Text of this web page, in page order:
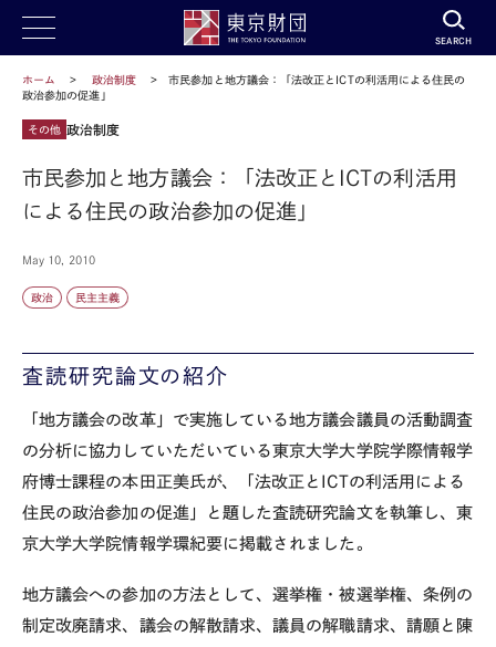
SEARCH
ホーム 政治制度
市民参加と地方議会：「法改正とICTの利活用による住民の
政治参加の促進」
その他 政治制度
市民参加と地方議会：「法改正とICTの利活用
による住民の政治参加の促進」
May 10, 2010
政治 民主主義
査読研究論文の紹介
「地方議会の改革」で実施している地方議会議員の活動調査
の分析に協力していただいている東京大学大学院学際情報学
府博士課程の本田正美氏が、「法改正とICTの利活用による
住民の政治参加の促進」と題した査読研究論文を執筆し、東
京大学大学院情報学環紀要に掲載されました。
地方議会への参加の方法として、選挙権・被選挙権、条例の
制定改廃請求、議会の解散請求、議員の解職請求、請願と陳